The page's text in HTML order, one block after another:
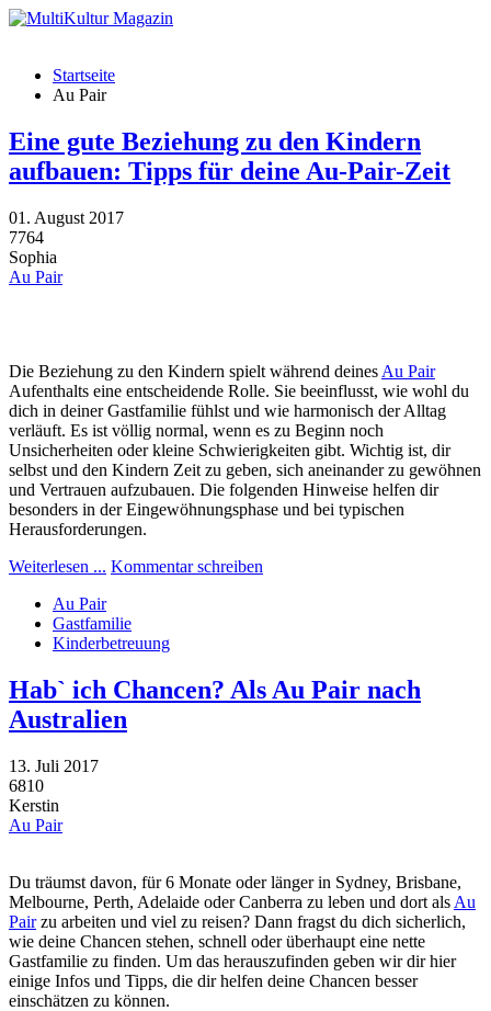
Startseite
Au Pair
Eine gute Beziehung zu den Kindern
aufbauen: Tipps für deine Au-Pair-Zeit
01. August 2017
7764
Sophia
Au Pair
Die Beziehung zu den Kindern spielt während deines Au Pair
Aufenthalts eine entscheidende Rolle. Sie beeinflusst, wie wohl du
dich in deiner Gastfamilie fühlst und wie harmonisch der Alltag
verläuft. Es ist völlig normal, wenn es zu Beginn noch
Unsicherheiten oder kleine Schwierigkeiten gibt. Wichtig ist, dir
selbst und den Kindern Zeit zu geben, sich aneinander zu gewöhnen
und Vertrauen aufzubauen. Die folgenden Hinweise helfen dir
besonders in der Eingewöhnungsphase und bei typischen
Herausforderungen.
Weiterlesen ... Kommentar schreiben
Au Pair
Gastfamilie
Kinderbetreuung
Hab` ich Chancen? Als Au Pair nach
Australien
13. Juli 2017
6810
Kerstin
Au Pair
Du träumst davon, für 6 Monate oder länger in Sydney, Brisbane,
Melbourne, Perth, Adelaide oder Canberra zu leben und dort als Au
Pairzu arbeiten und viel zu reisen? Dann fragst du dich sicherlich,
wie deine Chancen stehen, schnell oder überhaupt eine nette
Gastfamilie zu finden. Um das herauszufinden geben wir dir hier
einige Infos und Tipps, die dir helfen deine Chancen besser
einschätzen zu können.